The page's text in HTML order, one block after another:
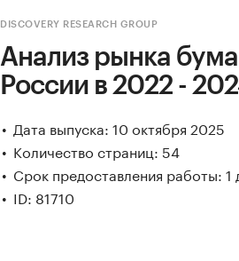
DISCOVERY RESEARCH GROUP
Анализ рынка
России в 2022 -
Дата выпуска: 10 октября 2025
Количество страниц: 54
Срок предоставления работы: 1
ID: 81710